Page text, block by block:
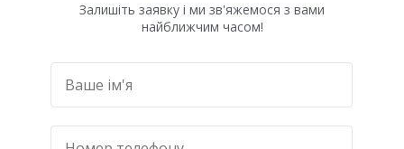
Залишіть заявку і ми зв'яжемося з вами
найближчим часом!